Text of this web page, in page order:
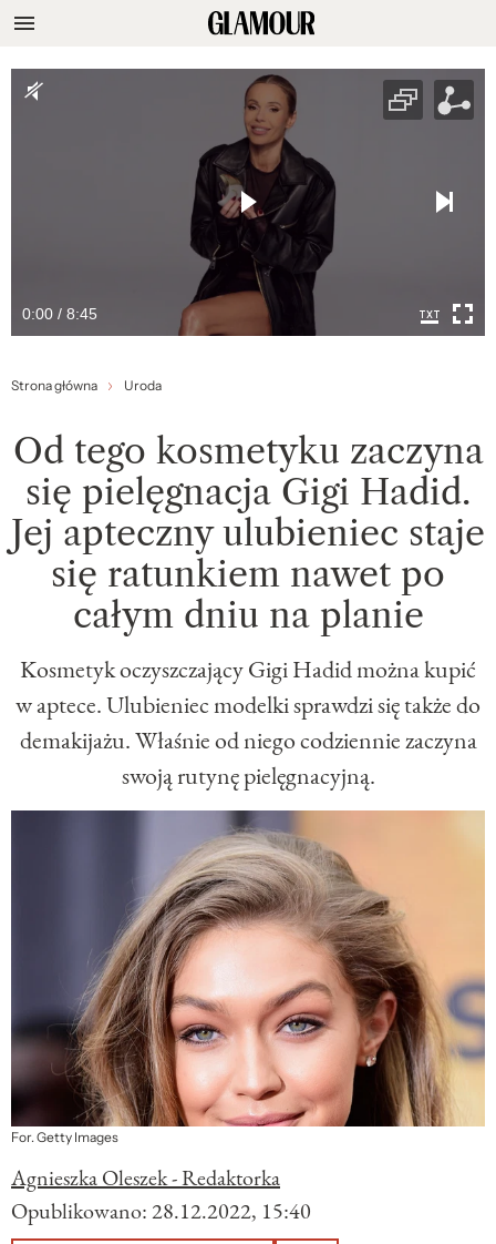
0:00 / 8:45
Strona główna Uroda
Od tego kosmetyku zaczyna
się pielęgnacja Gigi Hadid.
Jej apteczny ulubieniec staje
się ratunkiem nawet po
całym dniu na planie
Kosmetyk oczyszczający Gigi Hadid można kupić
w aptece. Ulubieniec modelki sprawdzi się także do
demakijażu. Właśnie od niego codziennie zaczyna
swoją rutynę pielęgnacyjną.
For. Getty Images
Agnieszka Oleszek - Redaktorka
Opublikowano:28.12.2022, 15:40